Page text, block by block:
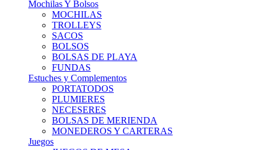
Mochilas Y Bolsos
MOCHILAS
TROLLEYS
SACOS
BOLSOS
BOLSAS DE PLAYA
FUNDAS
Estuches y Complementos
PORTATODOS
PLUMIERES
NECESERES
BOLSAS DE MERIENDA
MONEDEROS Y CARTERAS
Juegos